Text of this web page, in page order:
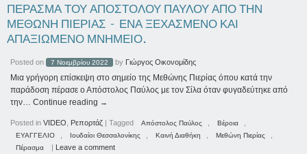
ΠΕΡΑΣΜΑ ΤΟΥ ΑΠΟΣΤΟΛΟΥ ΠΑΥΛΟΥ ΑΠΟ ΤΗΝ
ΜΕΘΩΝΗ ΠΙΕΡΙΑΣ – ΕΝΑ ΞΕΧΑΣΜΕΝΟ ΚΑΙ
ΑΠΑΞΙΩΜΕΝΟ ΜΝΗΜΕΙΟ.
Posted on 7 Νοεμβρίου 2022 by Γιώργος Οικονομίδης
Μια γρήγορη επίσκεψη στο σημείο της Μεθώνης Πιερίας όπου κατά την
παράδοση πέρασε ο Απόστολος Παύλος με τον Σίλα όταν φυγαδεύτηκε από
την… Continue reading →
Posted in VIDEO, Ρεπορτάζ Tagged Απόστολος Παύλος , Βέροια ,
ΕΥΑΓΓΕΛΙΟ , Ιουδαίοι Θεσσαλονίκης , Καινή Διαθήκη , Μεθώνη Πιερίας ,
Πέρασμα Leave a comment